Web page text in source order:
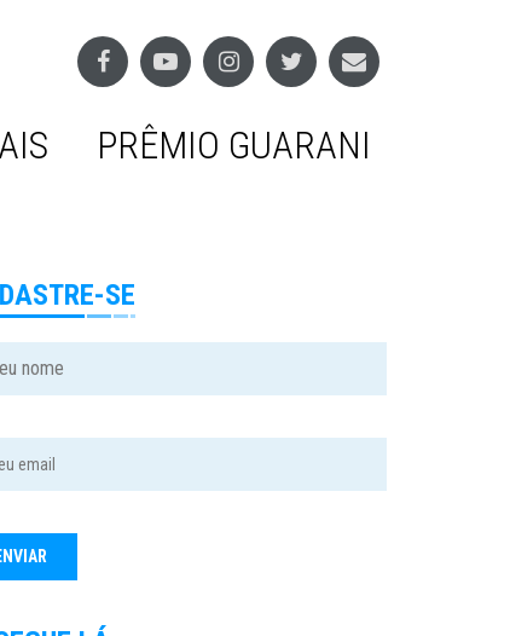
PRÊMIO GUARANI
SE